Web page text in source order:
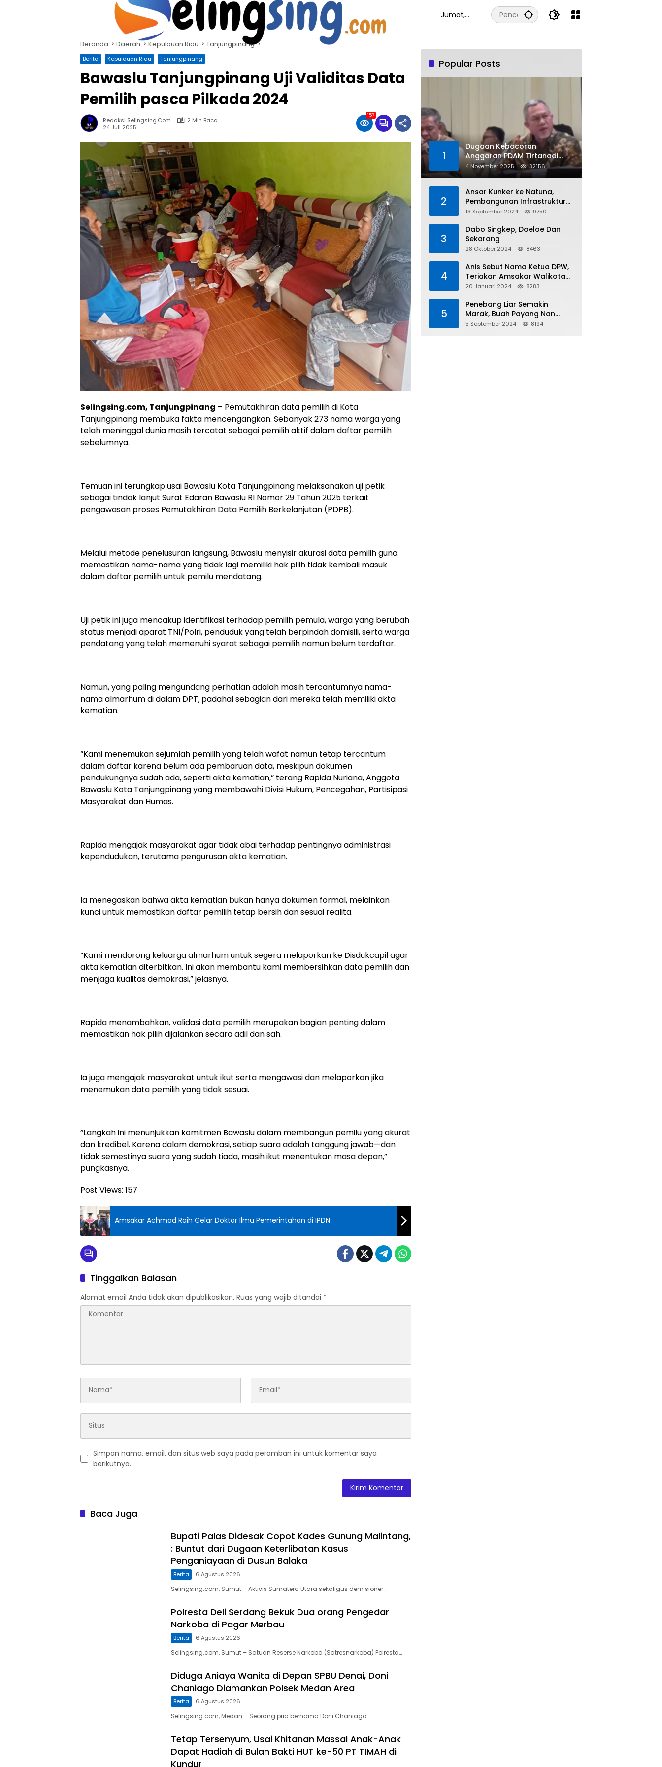
Jumat,
Beranda Daerah Kepulauan Riau Tanjungpinang
Berita Kepulauan Riau Tanjungpinang
Bawaslu Tanjungpinang Uji Validitas Data
Pemilih pasca Pilkada 2024
Redaksi Selingsing.com
2 Min Baca
24 Juli 2025
157
Selingsing.com, Tanjungpinang – Pemutakhiran data pemilih di Kota
Tanjungpinang membuka fakta mencengangkan. Sebanyak 273 nama warga yang
telah meninggal dunia masih tercatat sebagai pemilih aktif dalam daftar pemilih
sebelumnya.
Temuan ini terungkap usai Bawaslu Kota Tanjungpinang melaksanakan uji petik
sebagai tindak lanjut Surat Edaran Bawaslu RI Nomor 29 Tahun 2025 terkait
pengawasan proses Pemutakhiran Data Pemilih Berkelanjutan (PDPB).
Melalui metode penelusuran langsung, Bawaslu menyisir akurasi data pemilih guna
memastikan nama-nama yang tidak lagi memiliki hak pilih tidak kembali masuk
dalam daftar pemilih untuk pemilu mendatang.
Uji petik ini juga mencakup identifikasi terhadap pemilih pemula, warga yang berubah
status menjadi aparat TNI/Polri, penduduk yang telah berpindah domisili, serta warga
pendatang yang telah memenuhi syarat sebagai pemilih namun belum terdaftar.
Namun, yang paling mengundang perhatian adalah masih tercantumnya nama-
nama almarhum di dalam DPT, padahal sebagian dari mereka telah memiliki akta
kematian.
“Kami menemukan sejumlah pemilih yang telah wafat namun tetap tercantum
dalam daftar karena belum ada pembaruan data, meskipun dokumen
pendukungnya sudah ada, seperti akta kematian,” terang Rapida Nuriana, Anggota
Bawaslu Kota Tanjungpinang yang membawahi Divisi Hukum, Pencegahan, Partisipasi
Masyarakat dan Humas.
Rapida mengajak masyarakat agar tidak abai terhadap pentingnya administrasi
kependudukan, terutama pengurusan akta kematian.
Ia menegaskan bahwa akta kematian bukan hanya dokumen formal, melainkan
kunci untuk memastikan daftar pemilih tetap bersih dan sesuai realita.
“Kami mendorong keluarga almarhum untuk segera melaporkan ke Disdukcapil agar
akta kematian diterbitkan. Ini akan membantu kami membersihkan data pemilih dan
menjaga kualitas demokrasi,” jelasnya.
Rapida menambahkan, validasi data pemilih merupakan bagian penting dalam
memastikan hak pilih dijalankan secara adil dan sah.
Ia juga mengajak masyarakat untuk ikut serta mengawasi dan melaporkan jika
menemukan data pemilih yang tidak sesuai.
“Langkah ini menunjukkan komitmen Bawaslu dalam membangun pemilu yang akurat
dan kredibel. Karena dalam demokrasi, setiap suara adalah tanggung jawab—dan
tidak semestinya suara yang sudah tiada, masih ikut menentukan masa depan,”
pungkasnya.
Post Views: 157
Amsakar Achmad Raih Gelar Doktor Ilmu Pemerintahan di IPDN
Tinggalkan Balasan
Alamat email Anda tidak akan dipublikasikan. Ruas yang wajib ditandai *
Simpan nama, email, dan situs web saya pada peramban ini untuk komentar saya
berikutnya.
Baca Juga
Bupati Palas Didesak Copot Kades Gunung Malintang,
: Buntut dari Dugaan Keterlibatan Kasus
Penganiayaan di Dusun Balaka
Berita 6 Agustus 2026
Selingsing.com, Sumut – Aktivis Sumatera Utara sekaligus demisioner…
Polresta Deli Serdang Bekuk Dua orang Pengedar
Narkoba di Pagar Merbau
Berita 6 Agustus 2026
Selingsing.com, Sumut – Satuan Reserse Narkoba (Satresnarkoba) Polresta…
Diduga Aniaya Wanita di Depan SPBU Denai, Doni
Chaniago Diamankan Polsek Medan Area
Berita 6 Agustus 2026
Selingsing.com, Medan – Seorang pria bernama Doni Chaniago…
Tetap Tersenyum, Usai Khitanan Massal Anak-Anak
Dapat Hadiah di Bulan Bakti HUT ke-50 PT TIMAH di
Kundur
Popular Posts
1
Dugaan Kebocoran
Anggaran PDAM Tirtanadi
Rp450 Miliar Per Tahun Tuai
Kritikan
4 November 2025 32156
2
Ansar Kunker ke Natuna,
Pembangunan Infrastruktur
dan Bantuan Sosial
Tiga
13 September 2024 9750
3
Dabo Singkep, Doeloe Dan
Sekarang
28 Oktober 2024 8463
4
Anis Sebut Nama Ketua DPW,
Teriakan Amsakar Walikota
Batam Menggema
20 Januari 2024 8283
5
Penebang Liar Semakin
Marak, Buah Payang Nan
Langka Pun Jadi Targetnya
5 September 2024 8194